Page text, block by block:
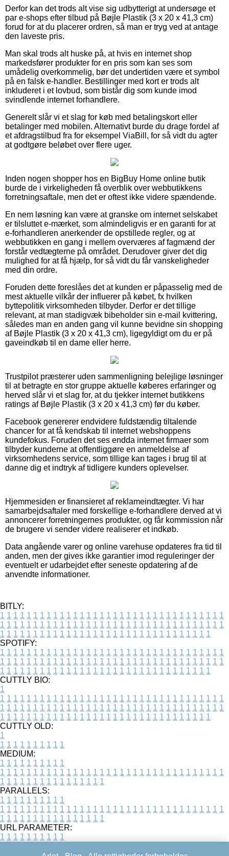
Derfor kan det trods alt vise sig udbytterigt at undersøge et
par e-shops efter tilbud på Bøjle Plastik (3 x 20 x 41,3 cm)
forud for at du placerer ordren, så man er tryg ved at antage
den laveste pris.
Man skal trods alt huske på, at hvis en internet shop
markedsfører produkter for en pris som kan ses som
umådelig overkommelig, bør det undertiden være et symbol
på en falsk e-handler. Bestillinger med kort er trods alt
inkluderet i et lovbud, som bistår dig som kunde imod
svindlende internet forhandlere.
Generelt slår vi et slag for køb med betalingskort eller
betalinger med mobilen. Alternativt burde du drage fordel af
et afdragstilbud fra for eksempel ViaBill, for så vidt du agter
at godtgøre beløbet over flere uger.
Inden nogen shopper hos en BigBuy Home online butik
burde de i virkeligheden få overblik over webbutikkens
forretningsaftale, men det er oftest ikke videre spændende.
En nem løsning kan være at granske om internet selskabet
er tilsluttet e-mærket, som almindeligvis er en garanti for at
e-forhandleren anerkender de opstillede regler, og at
webbutikken en gang i mellem overværes af fagmænd der
forstår vedtægterne på området. Derudover giver det dig
mulighed for at få hjælp, for så vidt du får vanskeligheder
med din ordre.
Foruden dette foreslåes det at kunden er påpasselig med de
mest aktuelle vilkår der influerer på købet, fx hvilken
byttepolitik virksomheden tilbyder. Derfor er det tillige
relevant, at man stadigvæk bibeholder sin e-mail kvittering,
således man en anden gang vil kunne bevidne sin shopping
af Bøjle Plastik (3 x 20 x 41,3 cm), ligegyldigt om du er på
gaveindkøb til en dame eller herre.
Trustpilot præsterer uden sammenligning belejlige løsninger
til at betragte en stor gruppe aktuelle køberes erfaringer og
herved slår vi et slag for, at du tjekker internet butikkens
ratings af Bøjle Plastik (3 x 20 x 41,3 cm) før du køber.
Facebook genererer endvidere fuldstændig tiltalende
chancer for at få kendskab til internet webshoppens
kundefokus. Foruden det ses endda internet firmaer som
tilbyder kunderne at offentliggøre en anmeldelse af
virksomhedens service, som tillige kan tages i brug til at
danne dig et indtryk af tidligere kunders oplevelser.
Hjemmesiden er finansieret af reklameindtægter. Vi har
samarbejdsaftaler med forskellige e-forhandlere derved at vi
annoncerer forretningernes produkter, og får kommission når
de brugere vi sender videre realiserer et indkøb.
Data angående varer og online varehuse opdateres fra tid til
anden, men der gives ikke garantier imod reguleringer der
eventuelt er udarbejdet efter seneste opdatering af de
anvendte informationer.
BITLY:
1 1 1 1 1 1 1 1 1 1 1 1 1 1 1 1 1 1 1 1 1 1 1 1 1 1 1 1 1 1 1 1 1 1
1 1 1 1 1 1 1 1 1 1 1 1 1 1 1 1 1 1 1 1 1 1 1 1 1 1 1 1 1 1 1 1 1 1
1 1 1 1 1 1 1 1 1 1 1 1 1 1 1 1 1 1 1 1 1 1 1 1 1 1 1 1 1 1 1 1
SPOTIFY:
1 1 1 1 1 1 1 1 1 1 1 1 1 1 1 1 1 1 1 1 1 1 1 1 1 1 1 1 1 1 1 1 1 1
1 1 1 1 1 1 1 1 1 1 1 1 1 1 1 1 1 1 1 1 1 1 1 1 1 1 1 1 1 1 1 1 1 1
1 1 1 1 1 1 1 1 1 1 1 1 1 1 1 1 1 1 1 1 1 1 1 1 1 1 1 1 1 1 1 1
CUTTLY BIO:
1
1 1 1 1 1 1 1 1 1 1 1 1 1 1 1 1 1 1 1 1 1 1 1 1 1 1 1 1 1 1 1 1 1 1
1 1 1 1 1 1 1 1 1 1 1 1 1 1 1 1 1 1 1 1 1 1 1 1 1 1 1 1 1 1 1 1 1 1
1 1 1 1 1 1 1 1 1 1 1 1 1 1 1 1 1 1 1 1 1 1 1 1 1 1 1 1 1 1 1 1
CUTTLY OLD:
1
1 1 1 1 1 1 1 1 1 1
MEDIUM:
1 1 1 1 1 1 1 1 1 1
1 1 1 1 1 1 1 1 1 1 1 1 1 1 1 1 1 1 1 1 1 1 1 1 1 1 1 1 1 1 1 1 1 1
1 1 1 1 1 1 1 1 1 1 1 1 1 1 1 1
PARALLELS:
1 1 1 1 1 1 1 1 1 1
1 1 1 1 1 1 1 1 1 1 1 1 1 1 1 1 1 1 1 1 1 1 1 1 1 1 1 1 1 1 1 1 1 1
1 1 1 1 1 1 1 1 1 1 1 1 1 1 1 1
URL PARAMETER:
1 1 1 1 1 1 1 1 1 1